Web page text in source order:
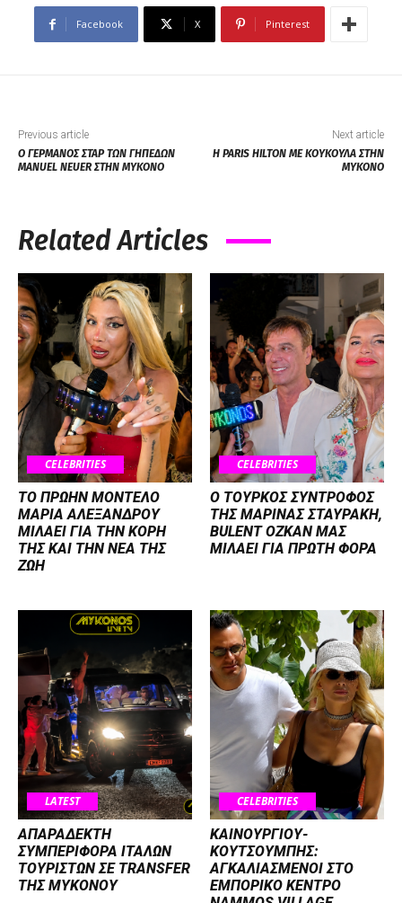
Facebook X Pinterest
Previous article
Ο ΓΕΡΜΑΝΟΣ ΣΤΑΡ ΤΩΝ ΓΗΠΕΔΩN
MANUEL NEUER ΣΤΗΝ ΜΥΚΟΝΟ
Next article
H PARIS HILTON ΜΕ ΚΟΥΚΟΥΛΑ ΣΤΗΝ
ΜΥΚΟΝΟ
Related Articles
CELEBRITIES
ΤΟ ΠΡΩΗΝ ΜΟΝΤΕΛΟ
ΜΑΡΙΑ ΑΛΕΞΑΝΔΡΟΥ
ΜΙΛΑΕΙ ΓΙΑ ΤΗΝ ΚΟΡΗ
ΤΗΣ ΚΑΙ ΤΗΝ ΝΕΑ ΤΗΣ
ΖΩΗ
CELEBRITIES
Ο ΤΟΥΡΚΟΣ ΣΥΝΤΡΟΦΟΣ
ΤΗΣ ΜΑΡΙΝΑΣ ΣΤΑΥΡΑΚΗ,
BULENT OZKAN ΜΑΣ
ΜΙΛΑΕΙ ΓΙΑ ΠΡΩΤΗ ΦΟΡΑ
LATEST
ΑΠΑΡΑΔΕΚΤΗ
ΣΥΜΠΕΡΙΦΟΡΑ ΙΤΑΛΩΝ
ΤΟΥΡΙΣΤΩΝ ΣΕ TRANSFER
ΤΗΣ ΜΥΚΟΝΟΥ
CELEBRITIES
ΚΑΙΝΟΥΡΓΙΟΥ-
ΚΟΥΤΣΟΥΜΠΗΣ:
ΑΓΚΑΛΙΑΣΜΕΝΟΙ ΣΤΟ
ΕΜΠΟΡΙΚΟ ΚΕΝΤΡΟ